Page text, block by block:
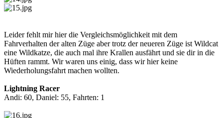
Leider fehlt mir hier die Vergleichsmöglichkeit mit dem
Fahrverhalten der alten Züge aber trotz der neueren Züge ist Wildcat
eine Wildkatze, die auch mal ihre Krallen ausfährt und sie dir in die
Hüften rammt. Wir waren uns einig, dass wir hier keine
Wiederholungsfahrt machen wollten.
Lightning Racer
Andi: 60, Daniel: 55, Fahrten: 1